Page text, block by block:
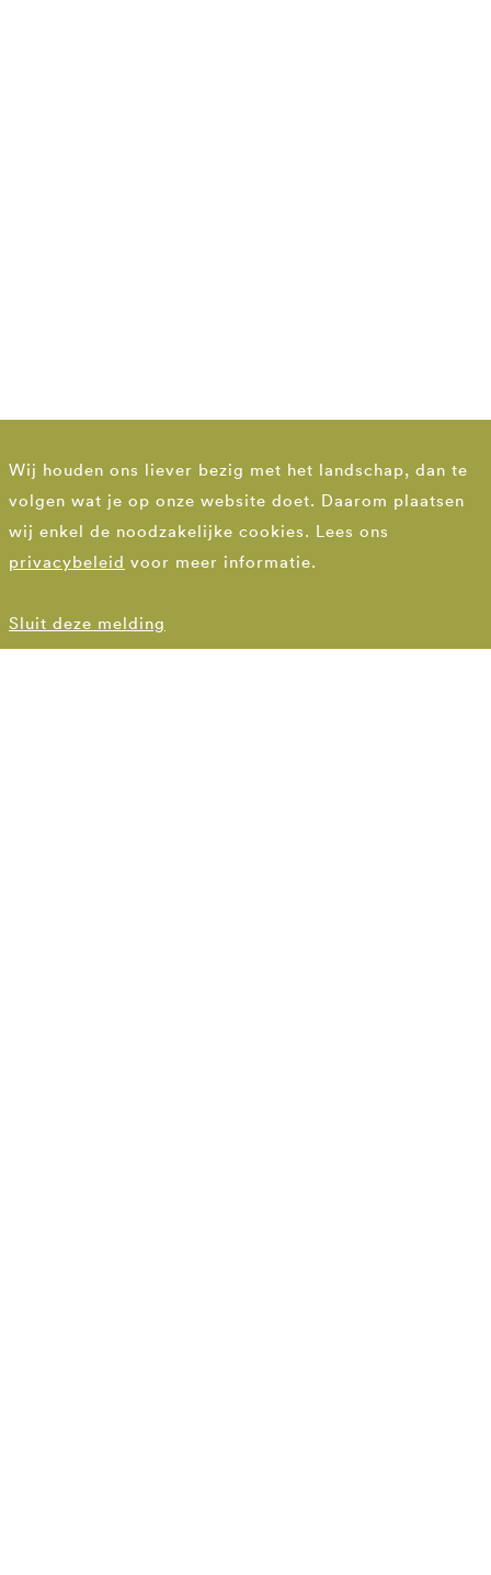
Wij houden ons liever bezig met het landschap, dan te
volgen wat je op onze website doet. Daarom plaatsen
wij enkel de noodzakelijke cookies. Lees ons
privacybeleid voor meer informatie.
Sluit deze melding